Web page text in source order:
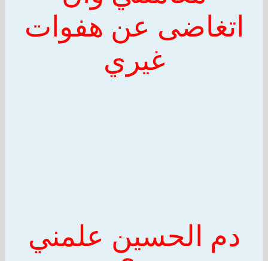
اتغاضى عن هفوات
غيري
دم الحسين علمني